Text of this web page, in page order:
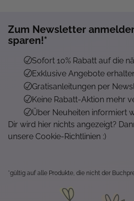
Zum Newsletter
sparen!*
Sofort 10% Rabatt auf die
Exklusive Angebote
Gratisanleitungen per
Keine Rabatt-Aktion mehr
Über Neuheiten informiert
Dir wird hier nichts angezeigt?
unsere Cookie-Richtlinien :)
*gültig auf alle Produkte, die nicht der